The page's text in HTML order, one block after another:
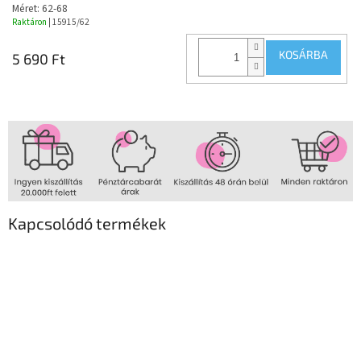
Kapcsolódó termékek
Méret: 62-68
Raktáron | 15915/62
5 690 Ft KOSÁRBA